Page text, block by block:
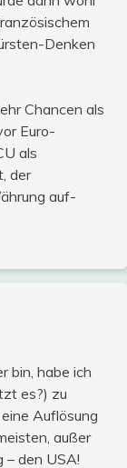
Denken
Chancen als
Euro-
als
der
auf-
bin, habe ich
es?) zu
Auflösung
außer
– den USA!